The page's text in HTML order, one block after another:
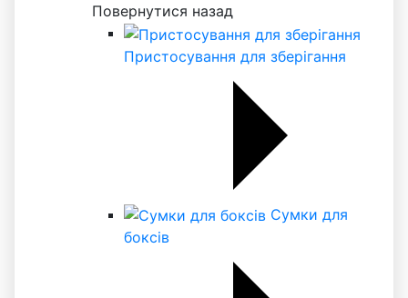
Повернутися назад
Пристосування для зберігання
Сумки для
боксів